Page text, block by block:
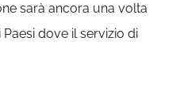
sarà ancora una volta
dove il servizio di